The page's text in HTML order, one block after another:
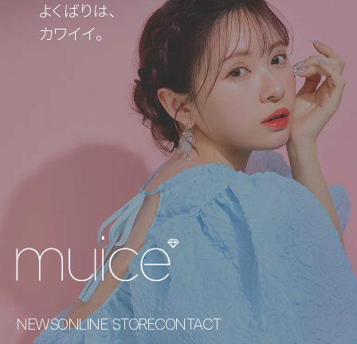
よくばりは、
カワイイ。
NEWSONLINE STORECONTACT